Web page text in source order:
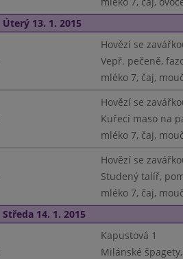
Úterý 13. 1. 2015
Hovězí se
Vepř. pečeně,
mléko 7, čaj,
Hovězí se
Kuřecí maso na
mléko 7, čaj,
Hovězí se
Studený talíř,
mléko 7, čaj,
Středa 14. 1. 2015
Kapustová 1
Milánské